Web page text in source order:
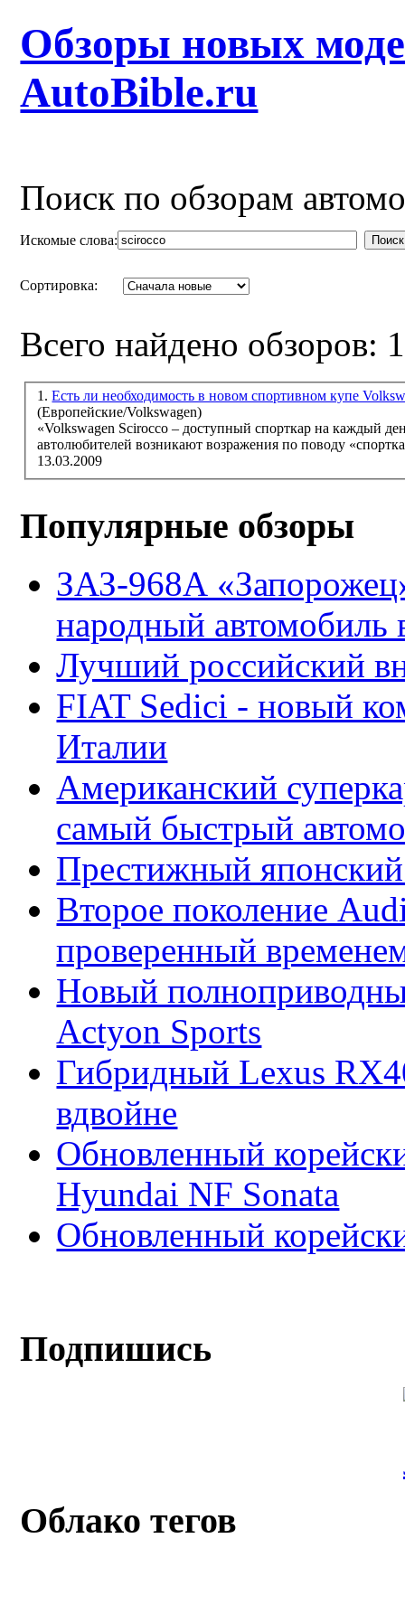
Обзоры новых
AutoBible.ru
Поиск по обзорам
Искомые слова:
Сортировка:
Всего найдено обзоров: 1
1.Есть ли необходимость в новом спортивном купе
(Европейские/Volkswagen)
«Volkswagen Scirocco – доступный спорткар на каждый
автолюбителей возникают возражения по поводу
13.03.2009
Популярные обзоры
ЗАЗ-968А
народный
Лучший российский
FIAT Sedici - новый
Италии
Американский
самый быстрый
Престижный
Второе поколение
проверенный
Новый
Actyon Sports
Гибридный Lexus
вдвойне
Обновленный
Hyundai NF Sonata
Обновленный
Подпишись
Облако тегов